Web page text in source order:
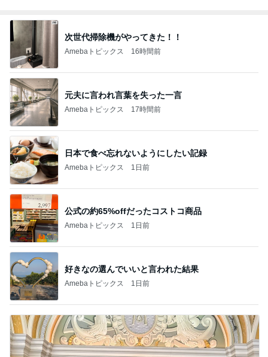
次世代掃除機がやってきた！！
Amebaトピックス 16時間前
元夫に言われ言葉を失った一言
Amebaトピックス 17時間前
日本で食べ忘れないようにしたい記録
Amebaトピックス 1日前
公式の約65%offだったコストコ商品
Amebaトピックス 1日前
好きなの選んでいいと言われた結果
Amebaトピックス 1日前